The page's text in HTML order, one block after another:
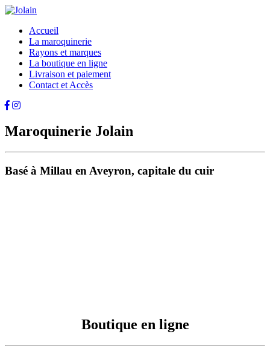
Accueil
La maroquinerie
Rayons et marques
La boutique en ligne
Livraison et paiement
Contact et Accès
Maroquinerie Jolain
Basé à Millau en Aveyron, capitale du cuir
Boutique en ligne